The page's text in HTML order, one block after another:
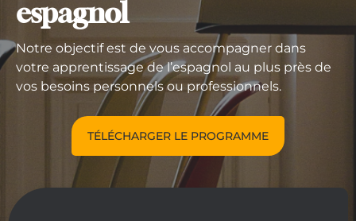
espagnol
Notre objectif est de vous accompagner dans
votre apprentissage de l’espagnol au plus près de
vos besoins personnels ou professionnels.
TÉLÉCHARGER LE PROGRAMME